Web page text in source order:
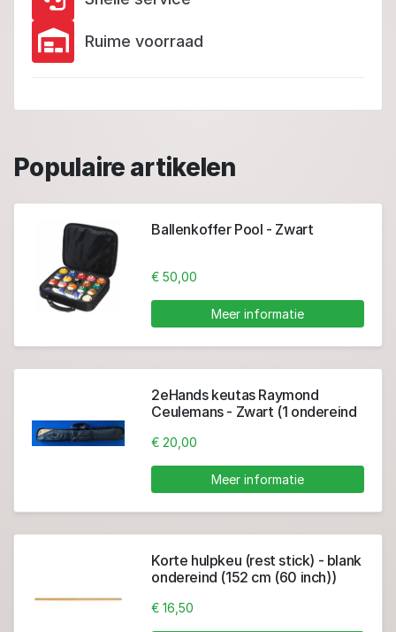
Ruime voorraad
Populaire artikelen
Ballenkoffer Pool - Zwart
€ 50,00
Meer informatie
2eHands keutas Raymond
Ceulemans - Zwart (1 ondereind
€ 20,00
Meer informatie
Korte hulpkeu (rest stick) - blank
ondereind (152 cm (60 inch))
€ 16,50